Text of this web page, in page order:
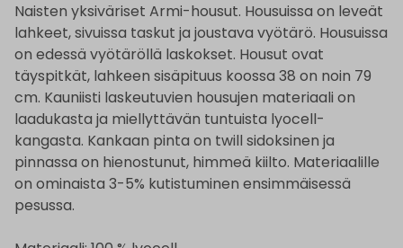
Naisten yksiväriset Armi-housut. Housuissa on leveät
lahkeet, sivuissa taskut ja joustava vyötärö. Housuissa
on edessä vyötäröllä laskokset. Housut ovat
täyspitkät, lahkeen sisäpituus koossa 38 on noin 79
cm. Kauniisti laskeutuvien housujen materiaali on
laadukasta ja miellyttävän tuntuista lyocell-
kangasta. Kankaan pinta on twill sidoksinen ja
pinnassa on hienostunut, himmeä kiilto. Materiaalille
on ominaista 3-5% kutistuminen ensimmäisessä
pesussa.